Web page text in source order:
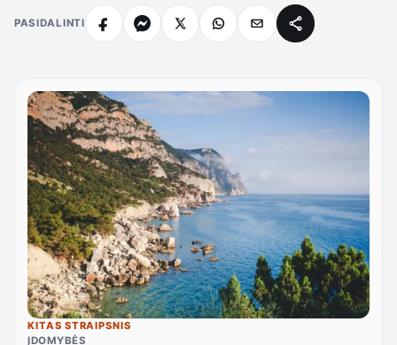
PASIDALINTI
KITAS STRAIPSNIS
ĮDOMYBĖS